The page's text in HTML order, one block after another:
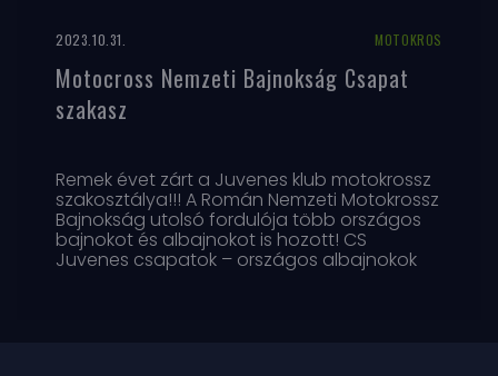
2023.10.31. MOTOKROS
Motocross Nemzeti Bajnokság Csapat
szakasz
Remek évet zárt a Juvenes klub motokrossz
szakosztálya!!! A Román Nemzeti Motokrossz
Bajnokság utolsó fordulója több országos
bajnokot és albajnokot is hozott! CS
Juvenes csapatok – országos albajnokok